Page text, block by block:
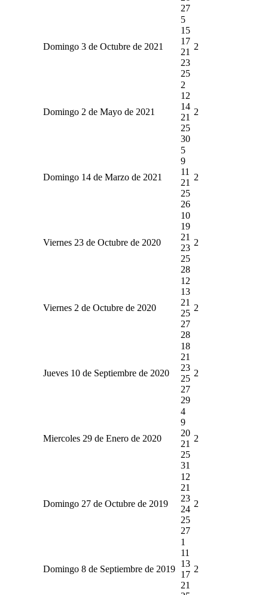
27
Domingo 3 de Octubre de 2021
5
15
17
21
23
25
2
Domingo 2 de Mayo de 2021
2
12
14
21
25
30
2
Domingo 14 de Marzo de 2021
5
9
11
21
25
26
2
Viernes 23 de Octubre de 2020
10
19
21
23
25
28
2
Viernes 2 de Octubre de 2020
12
13
21
25
27
28
2
Jueves 10 de Septiembre de 2020
18
21
23
25
27
29
2
Miercoles 29 de Enero de 2020
4
9
20
21
25
31
2
Domingo 27 de Octubre de 2019
12
21
23
24
25
27
2
Domingo 8 de Septiembre de 2019
1
11
13
17
21
2